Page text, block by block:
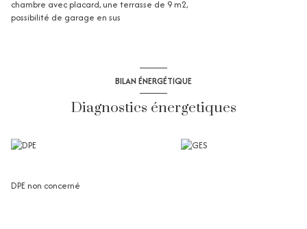
chambre avec placard, une terrasse de 9 m2,
possibilité de garage en sus
BILAN ÉNERGÉTIQUE
Diagnostics énergetiques
DPE non concerné